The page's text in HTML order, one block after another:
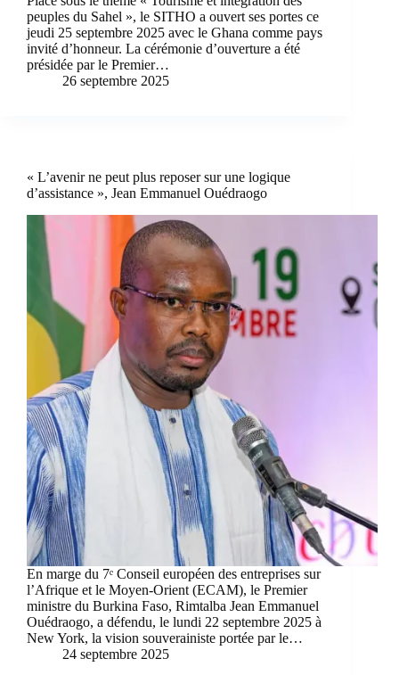
peuples du Sahel », le SITHO a ouvert ses portes ce
jeudi 25 septembre 2025 avec le Ghana comme pays
invité d’honneur. La cérémonie d’ouverture a été
présidée par le Premier…
26 septembre 2025
« L’avenir ne peut plus reposer sur une logique
d’assistance », Jean Emmanuel Ouédraogo
En marge du 7ᵉ Conseil européen des entreprises sur
l’Afrique et le Moyen-Orient (ECAM), le Premier
ministre du Burkina Faso, Rimtalba Jean Emmanuel
Ouédraogo, a défendu, le lundi 22 septembre 2025 à
New York, la vision souverainiste portée par le…
24 septembre 2025